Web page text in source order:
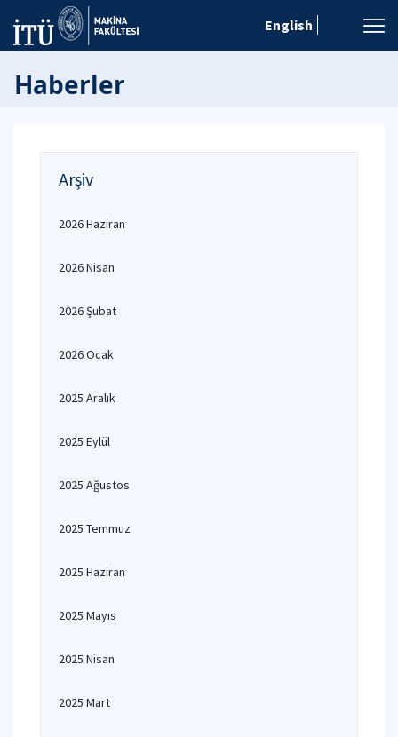
English
Haberler
Arşiv
2026 Haziran
2026 Nisan
2026 Şubat
2026 Ocak
2025 Aralık
2025 Eylül
2025 Ağustos
2025 Temmuz
2025 Haziran
2025 Mayıs
2025 Nisan
2025 Mart